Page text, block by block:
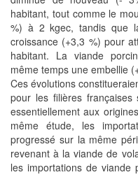
habitant, tout comme le
%) à 2 kgec, tandis que
croissance (+3,3 %) pour
habitant. La viande
même temps une embellie
Ces évolutions
pour les filières
essentiellement aux
même étude, les
progressé sur la même
revenant à la viande de
les importations de viande